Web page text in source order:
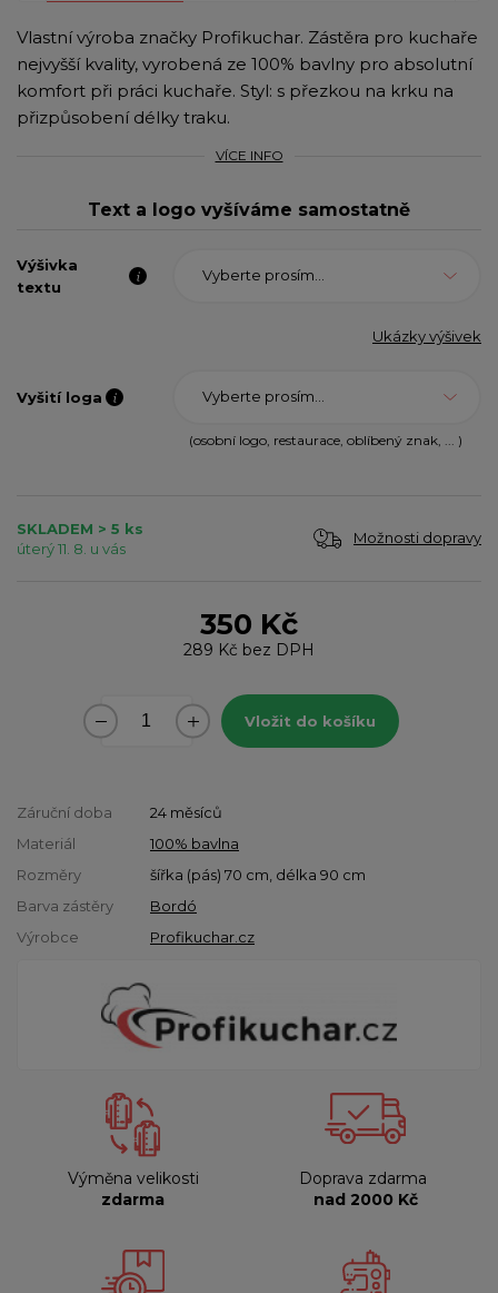
Vlastní výroba značky Profikuchar. Zástěra pro kuchaře
nejvyšší kvality, vyrobená ze 100% bavlny pro absolutní
komfort při práci kuchaře. Styl: s přezkou na krku na
přizpůsobení délky traku.
VÍCE INFO
Text a logo vyšíváme samostatně
Výšivka
textu
Vyberte prosím...
Ukázky výšivek
Vyšití loga Vyberte prosím...
(osobní logo, restaurace, oblíbený znak, ... )
SKLADEM > 5 ks
úterý 11. 8. u vás
Možnosti dopravy
350 Kč
289 Kč bez DPH
Vložit do košíku
Záruční doba
24 měsíců
Materiál
100% bavlna
Rozměry
šířka (pás) 70 cm, délka 90 cm
Barva zástěry
Bordó
Výrobce
Profikuchar.cz
Výměna velikosti
zdarma
Doprava zdarma
nad 2000 Kč